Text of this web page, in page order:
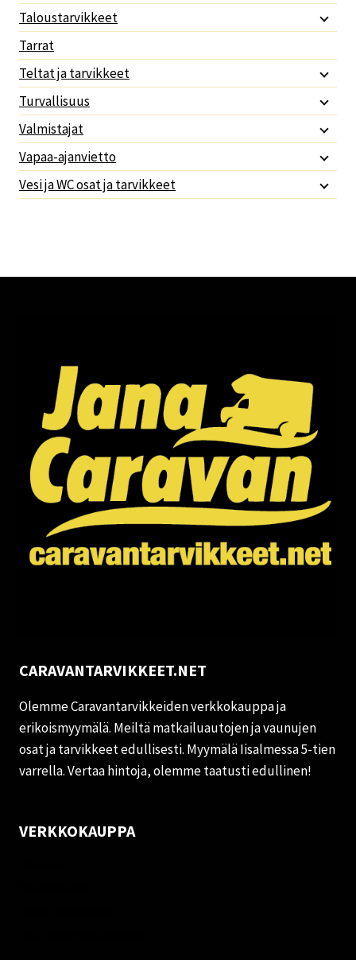
Taloustarvikkeet
Tarrat
Teltat ja tarvikkeet
Turvallisuus
Valmistajat
Vapaa-ajanvietto
Vesi ja WC osat ja tarvikkeet
CARAVANTARVIKKEET.NET
Olemme Caravantarvikkeiden verkkokauppa ja
erikoismyymälä. Meiltä matkailuautojen ja vaunujen
osat ja tarvikkeet edullisesti. Myymälä Iisalmessa 5-tien
varrella. Vertaa hintoja, olemme taatusti edullinen!
VERKKOKAUPPA